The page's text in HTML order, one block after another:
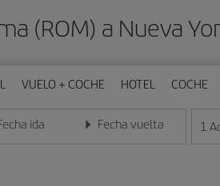
(ROM) a Nueva
VUELO + COCHE HOTEL COCHE
ida
la fecha en formato día/mes/año
Fecha vuelta
Introduce la fecha en 1